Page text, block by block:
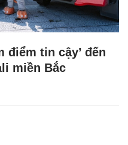
điểm tin cậy’ đến
miền Bắc